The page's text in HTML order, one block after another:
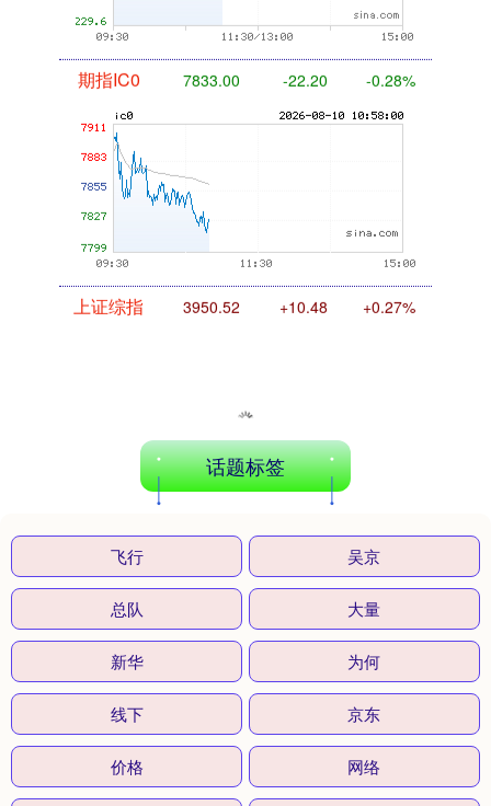
深证成指 -0.96%
沪深300 4676.49 -0.38%
话题标签
飞行 吴京
总队 大量
新华 为何
线下 京东
价格 网络